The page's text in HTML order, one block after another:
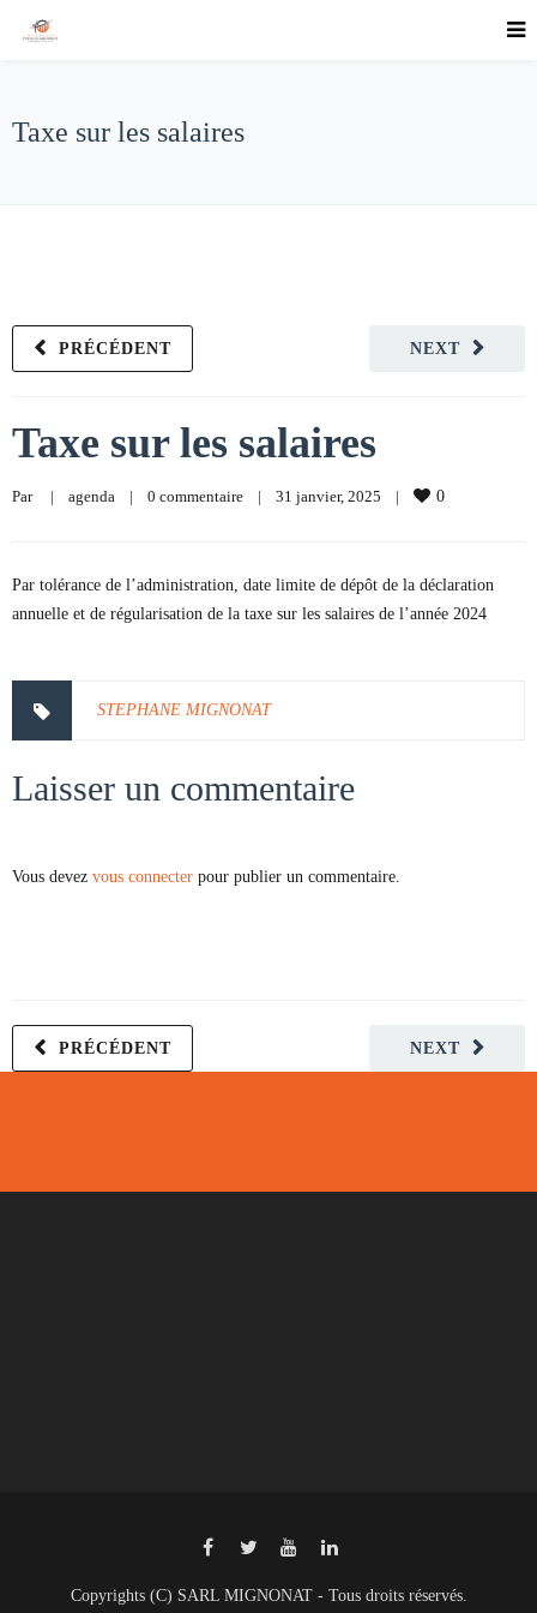
Taxe sur les salaires
NEXT
PRÉCÉDENT
Taxe sur les salaires
Par | agenda | 0 commentaire | 31 janvier, 2025 | 0
Par tolérance de l’administration, date limite de dépôt de la déclaration
annuelle et de régularisation de la taxe sur les salaires de l’année 2024
STEPHANE MIGNONAT
Laisser un commentaire
Vous devez vous connecter pour publier un commentaire.
NEXT
PRÉCÉDENT
Copyrights (C) SARL MIGNONAT - Tous droits réservés.